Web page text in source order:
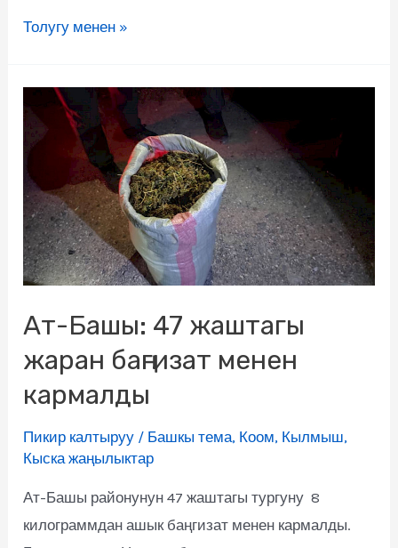
Толугу менен »
Ат-Башы: 47 жаштагы
жаран баңгизат менен
кармалды
Пикир калтыруу / Башкы тема, Коом, Кылмыш,
Кыска жаңылыктар
Ат-Башы районунун 47 жаштагы тургуну 8
килограммдан ашык баңгизат менен кармалды.